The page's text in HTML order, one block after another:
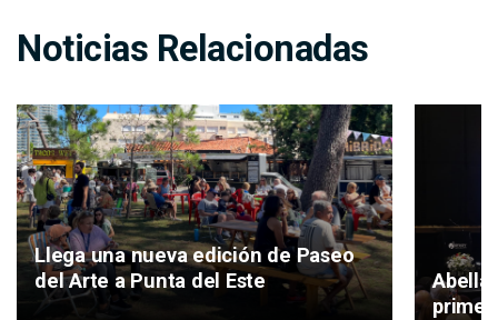
Noticias Relacionadas
Llega una nueva edición de Paseo
del Arte a Punta del Este
Abella
primer